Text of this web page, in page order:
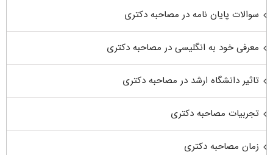
سوالات پایان نامه در مصاحبه دکتری
معرفی خود به انگلیسی در مصاحبه دکتری
تاثیر دانشگاه ارشد در مصاحبه دکتری
تجربیات مصاحبه دکتری
زمان مصاحبه دکتری